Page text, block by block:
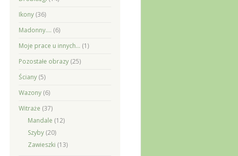
Ikony(36)
Madonny…. (6)
Moje prace u innych… (1)
Pozostałe obrazy(25)
Ściany(5)
Wazony(6)
Witraże (37)
Mandale (12)
Szyby(20)
Zawieszki (13)